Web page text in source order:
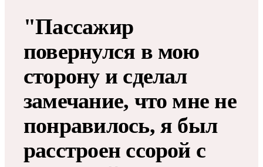
"Пассажир
повернулся в мою
сторону и сделал
замечание, что мне не
понравилось, я был
расстроен ссорой с